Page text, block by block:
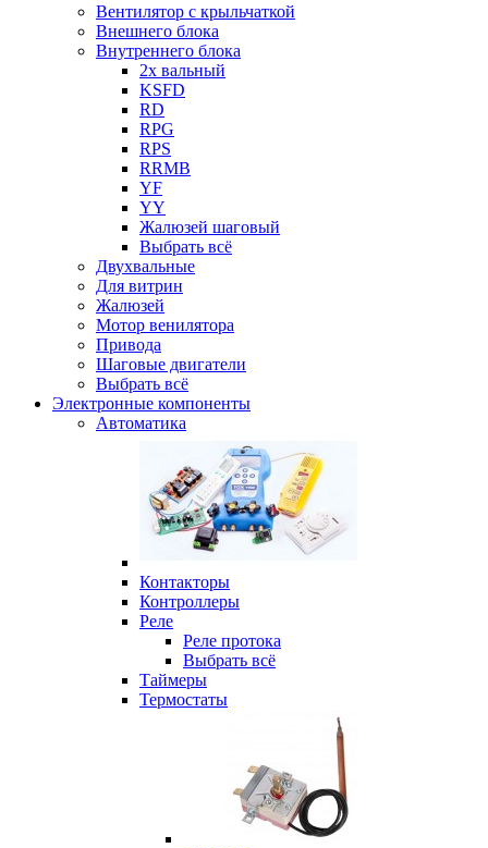
Вентилятор с крыльчаткой
Внешнего блока
Внутреннего блока
2х вальный
KSFD
RD
RPG
RPS
RRMB
YF
YY
Жалюзей шаговый
Выбрать всё
Двухвальные
Для витрин
Жалюзей
Мотор венилятора
Привода
Шаговые двигатели
Выбрать всё
Электронные компоненты
Автоматика
Контакторы
Контроллеры
Реле
Реле протока
Выбрать всё
Таймеры
Термостаты